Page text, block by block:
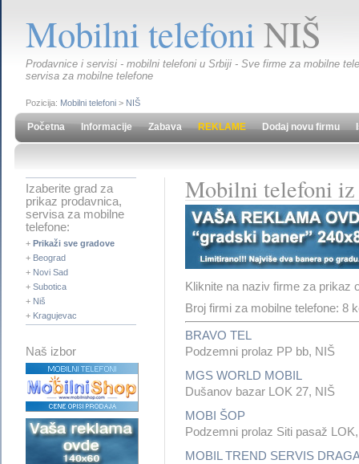
Mobilni telefoniNIŠ
Prodavnice i servisi - mobilni telefoni u Srbiji - Sve firme za mobilne
servisa za mobilne telefone
Pozicija: Mobilni telefoni > NIŠ
Početna Informacije Zabava REKLAME Dodaj novu firmu
Izaberite grad za
prikaz prodavnica,
servisa za mobilne
telefone:
+ Prikaži sve gradove
+ Beograd
+ Novi Sad
+ Subotica
+ Niš
+ Kragujevac
Naš izbor
Mobilni telefoni iz
Kliknite na naziv firme za prikaz
Broj firmi za mobilne telefone: 8
BRAVO TEL
Podzemni prolaz PP bb, NIŠ
MGS WORLD MOBIL
Dušanov bazar LOK 27, NIŠ
MOBI ŠOP
Podzemni prolaz Siti pasaž
MOBIL TREND SERVIS